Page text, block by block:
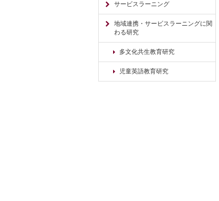
サービスラーニング
地域連携・サービスラーニングに関
わる研究
多文化共生教育研究
児童英語教育研究